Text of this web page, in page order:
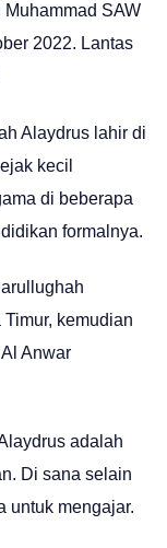
SAW
2022. Lantas
Alaydrus lahir di
kecil
di beberapa
formalnya.
kemudian
Anwar
adalah
Di sana selain
untuk mengajar.